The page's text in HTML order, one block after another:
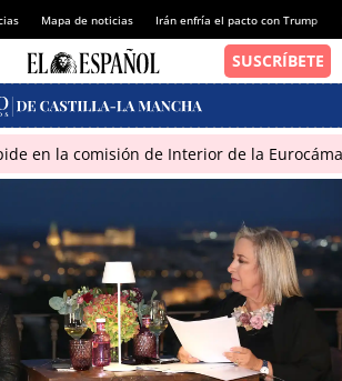
Mapa de noticias Irán enfría el pacto con Trump
en la comisión de Interior de la